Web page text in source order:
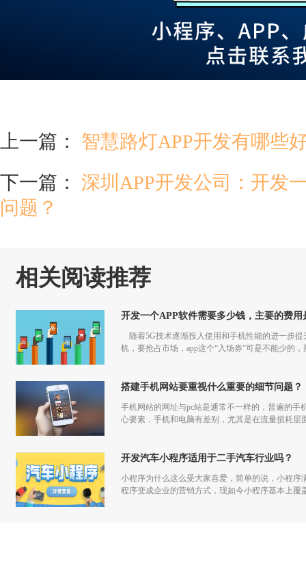
上一篇： 智慧路灯APP开发有哪些
下一篇： 深圳APP开发公司：开发
问题？
相关阅读推荐
开发一个APP软件需要多少钱，主要的费
随着5G技术逐渐投入使用和手机性能的进一步
机，要抢占市场，app这个“入场券”可是不能少的
搭建手机网站要重视什么重要的细节问题？
手机网站的网址与pc站是通常不一样的，普遍的
心要素，手机和电脑有差别，尤其是在流量损耗层
开发汽车小程序适用于二手汽车行业吗？
小程序为什么这么受大家喜爱，简单的说，小程
程序变成企业的营销方式，现如今小程序基本上覆